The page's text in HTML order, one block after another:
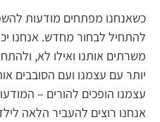
כשאנחנו מפתחים מודעות
להתחיל לבחור מחדש. אנחנו
משרתים אותנו ואילו לא,
יותר עם עצמנו ועם הסובבים
עצמנו הופכים להורים –
אנחנו רוצים להעביר הלאה